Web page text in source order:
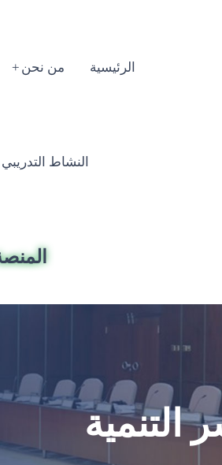
الرئيسية من نحن
النشاط التدريبي
التنمية